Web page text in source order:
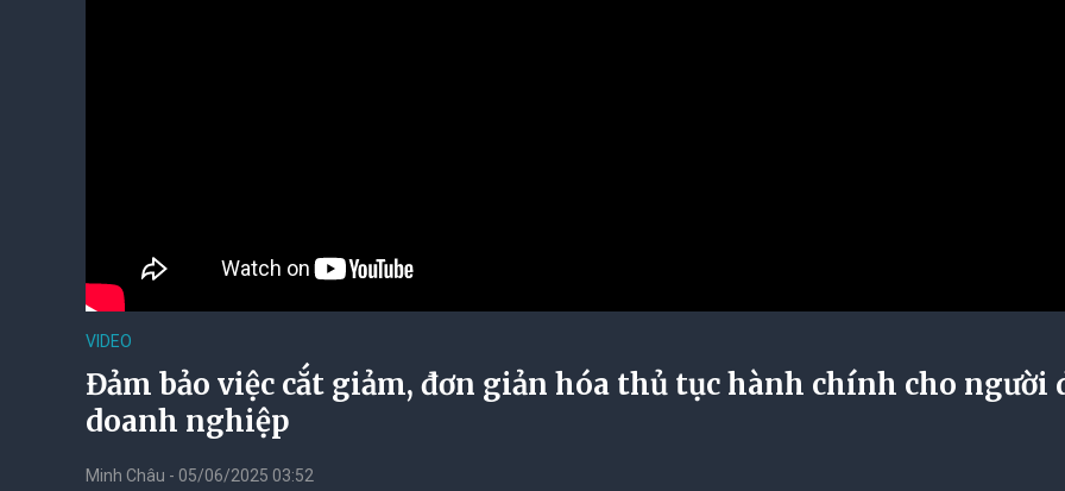
VIDEO
Đảm bảo việc cắt giảm, đơn giản hóa thủ tục hành chính cho người
doanh nghiệp
Minh Châu - 05/06/2025 03:52